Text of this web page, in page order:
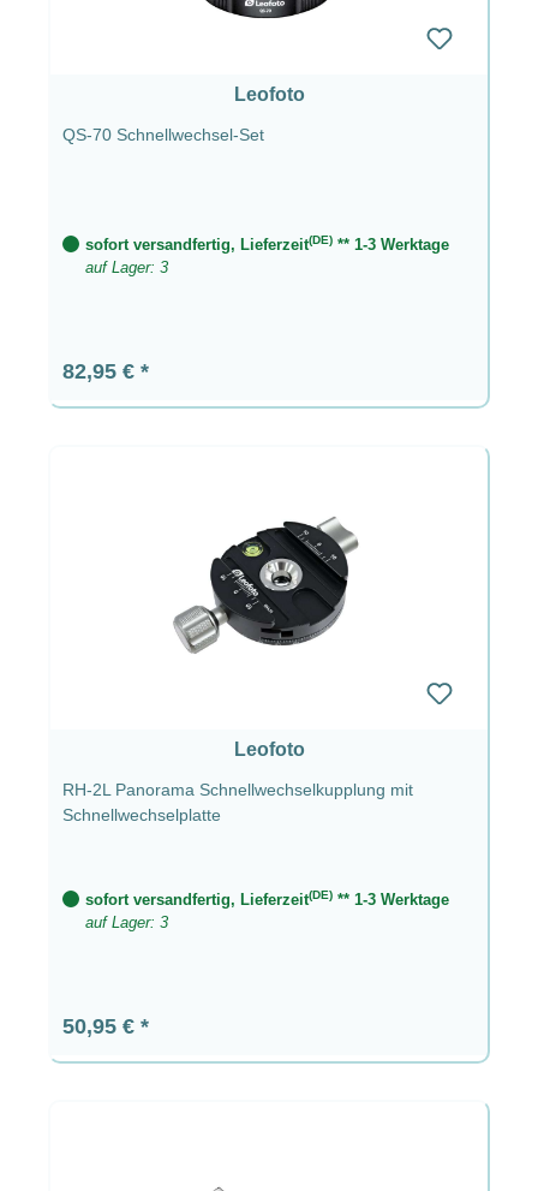
Leofoto
QS-70 Schnellwechsel-Set
sofort versandfertig, Lieferzeit(DE) ** 1-3 Werktage
auf Lager: 3
Regulärer Preis:
82,95 €
Leofoto
RH-2L Panorama Schnellwechselkupplung mit
Schnellwechselplatte
sofort versandfertig, Lieferzeit(DE) ** 1-3 Werktage
auf Lager: 3
Regulärer Preis:
50,95 €